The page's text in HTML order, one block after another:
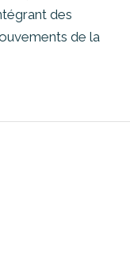
des
de la